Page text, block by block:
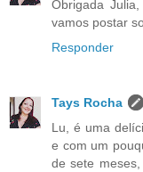
Obrigada
vamos postar
Responder
Tays Rocha
Lu, é uma
e com um
de sete